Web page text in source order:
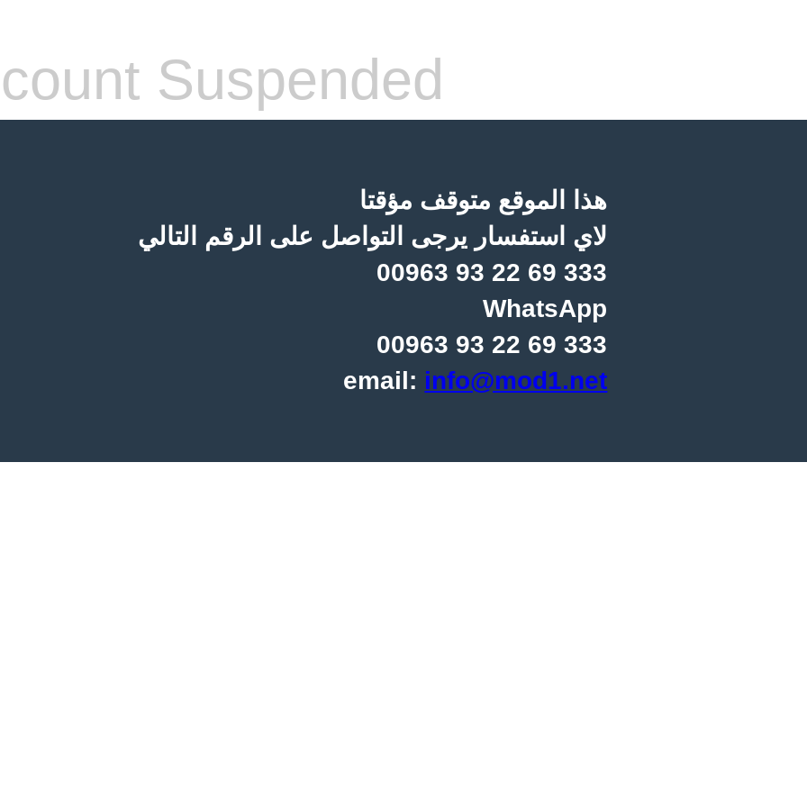
Suspended
هذا الموقع متوقف مؤقتا
لاي استفسار يرجى التواصل على الرقم التالي
00963 93 22 69 333
WhatsApp
00963 93 22 69 333
email: info@mod1.net